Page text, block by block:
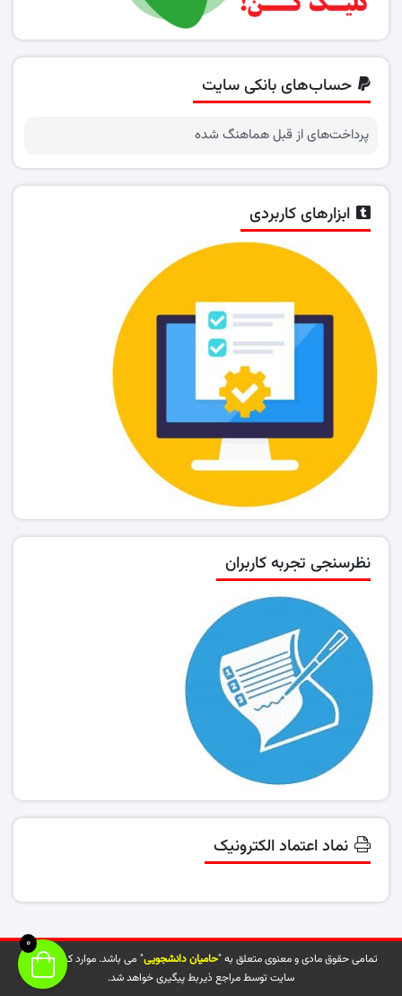
حساب‌های بانکی سایت
پرداخت‌های از قبل هماهنگ شده
ابزارهای کاربردی
نظرسنجی تجربه کاربران
نماد اعتماد الکترونیک
تمامی حقوق مادی و معنوی متعلق به "حامیان دانشجویی" می باشد. موارد کپی شده از
سایت توسط مراجع ذیربط پیگیری خواهد شد.
0